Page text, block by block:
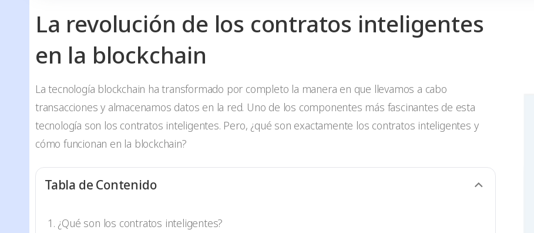
La revolución de los contratos inteligentes
en la blockchain
La tecnología blockchain ha transformado por completo la manera en que llevamos a cabo
transacciones y almacenamos datos en la red. Uno de los componentes más fascinantes de esta
tecnología son los contratos inteligentes. Pero, ¿qué son exactamente los contratos inteligentes y
cómo funcionan en la blockchain?
Tabla de Contenido
¿Qué son los contratos inteligentes?